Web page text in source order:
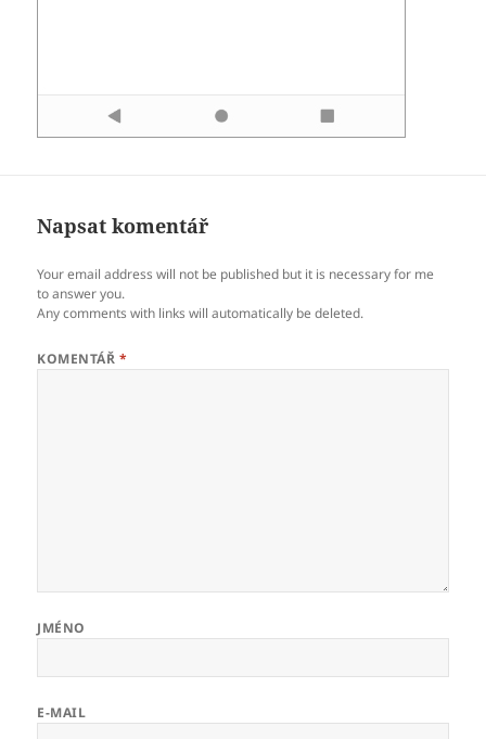
Napsat komentář
Your email address will not be published but it is necessary for me
to answer you.
Any comments with links will automatically be deleted.
KOMENTÁŘ *
JMÉNO
E-MAIL